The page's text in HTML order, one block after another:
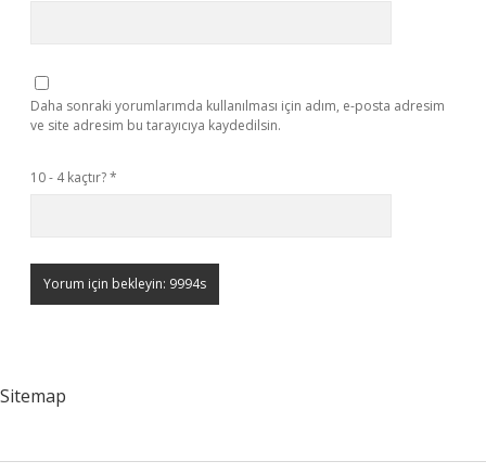
Daha sonraki yorumlarımda kullanılması için adım, e-posta adresim
ve site adresim bu tarayıcıya kaydedilsin.
10 - 4 kaçtır?*
Sitemap